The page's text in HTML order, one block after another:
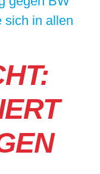
sich in allen